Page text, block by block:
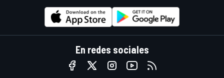
En redes sociales